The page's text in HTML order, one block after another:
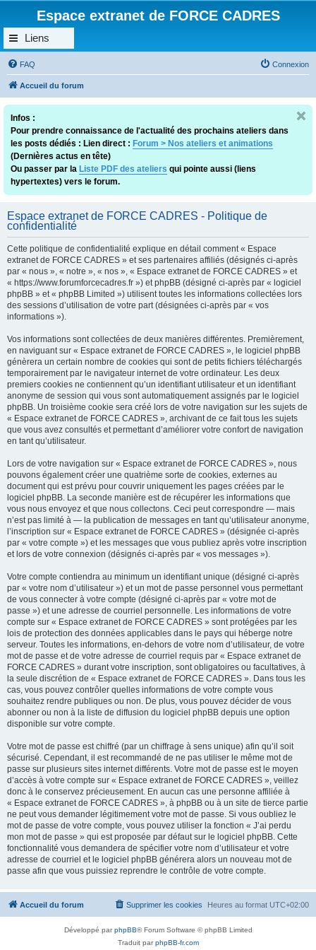
Espace extranet de FORCE CADRES
Liens
FAQ Connexion
Accueil du forum
Infos :
Pour prendre connaissance de l'actualité des prochains ateliers dans
les posts dédiés : Lien direct : Forum > Nos ateliers et animations
(Dernières actus en tête)
Ou passer par la Liste PDF des ateliers qui pointe aussi (liens
hypertextes) vers le forum.
Espace extranet de FORCE CADRES - Politique de
confidentialité
Cette politique de confidentialité explique en détail comment « Espace
extranet de FORCE CADRES » et ses partenaires affiliés (désignés ci-après
par « nous », « notre », « nos », « Espace extranet de FORCE CADRES » et
« https://www.forumforcecadres.fr ») et phpBB (désigné ci-après par « logiciel
phpBB » et « phpBB Limited ») utilisent toutes les informations collectées lors
des sessions d’utilisation de votre part (désignées ci-après par « vos
informations »).
Vos informations sont collectées de deux manières différentes. Premièrement,
en naviguant sur « Espace extranet de FORCE CADRES », le logiciel phpBB
génèrera un certain nombre de cookies qui sont de petits fichiers téléchargés
temporairement par le navigateur internet de votre ordinateur. Les deux
premiers cookies ne contiennent qu’un identifiant utilisateur et un identifiant
anonyme de session qui vous sont automatiquement assignés par le logiciel
phpBB. Un troisième cookie sera créé lors de votre navigation sur les sujets de
« Espace extranet de FORCE CADRES », archivant de ce fait tous les sujets
que vous avez consultés et permettant d’améliorer votre confort de navigation
en tant qu’utilisateur.
Lors de votre navigation sur « Espace extranet de FORCE CADRES », nous
pouvons également créer une quatrième sorte de cookies, externes au
document qui est prévu pour couvrir uniquement les pages créées par le
logiciel phpBB. La seconde manière est de récupérer les informations que
vous nous envoyez et que nous collectons. Ceci peut correspondre — mais
n’est pas limité à — la publication de messages en tant qu’utilisateur anonyme,
l’inscription sur « Espace extranet de FORCE CADRES » (désignée ci-après
par « votre compte ») et les messages que vous publiez après votre inscription
et lors de votre connexion (désignés ci-après par « vos messages »).
Votre compte contiendra au minimum un identifiant unique (désigné ci-après
par « votre nom d’utilisateur ») et un mot de passe personnel vous permettant
de vous connecter à votre compte (désigné ci-après par « votre mot de
passe ») et une adresse de courriel personnelle. Les informations de votre
compte sur « Espace extranet de FORCE CADRES » sont protégées par les
lois de protection des données applicables dans le pays qui héberge notre
serveur. Toutes les informations, en-dehors de votre nom d’utilisateur, de votre
mot de passe et de votre adresse de courriel requis par « Espace extranet de
FORCE CADRES » durant votre inscription, sont obligatoires ou facultatives, à
la seule discrétion de « Espace extranet de FORCE CADRES ». Dans tous les
cas, vous pouvez contrôler quelles informations de votre compte vous
souhaitez rendre publiques ou non. De plus, vous pouvez décider de vous
abonner ou non à la liste de diffusion du logiciel phpBB depuis une option
disponible sur votre compte.
Votre mot de passe est chiffré (par un chiffrage à sens unique) afin qu’il soit
sécurisé. Cependant, il est recommandé de ne pas utiliser le même mot de
passe sur plusieurs sites internet différents. Votre mot de passe est le moyen
d’accès à votre compte sur « Espace extranet de FORCE CADRES », veillez
donc à le conservez précieusement. En aucun cas une personne affiliée à
« Espace extranet de FORCE CADRES », à phpBB ou à un site de tierce partie
ne peut vous demander légitimement votre mot de passe. Si vous oubliez le
mot de passe de votre compte, vous pouvez utiliser la fonction « J’ai perdu
mon mot de passe » qui est proposée par défaut sur le logiciel phpBB. Cette
fonctionnalité vous demandera de spécifier votre nom d’utilisateur et votre
adresse de courriel et le logiciel phpBB générera alors un nouveau mot de
passe afin que vous puissiez reprendre le contrôle de votre compte.
Accueil du forum Heures au format UTC+02:00
Supprimer les cookies
Développé parphpBB® Forum Software © phpBB Limited
Traduit parphpBB-fr.com